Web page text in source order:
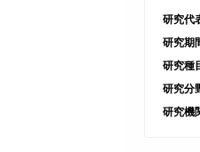
研究代
研究期
研究種
研究分
研究機